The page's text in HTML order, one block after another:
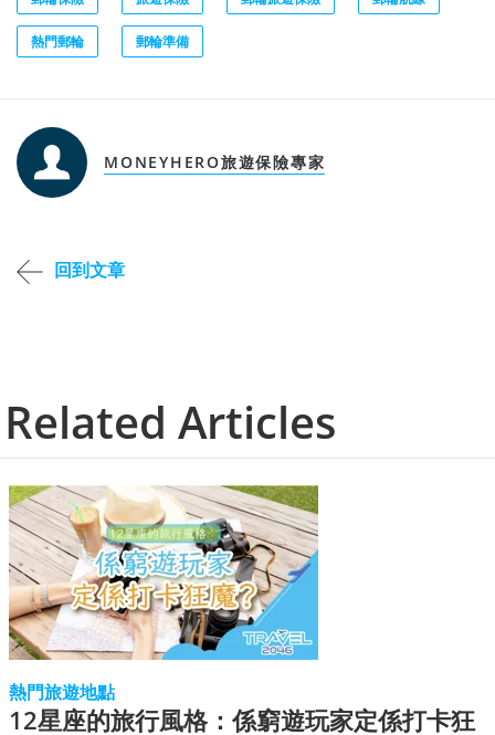
熱門郵輪 郵輪準備
MONEYHERO旅遊保險專家
回到文章
Related Articles
熱門旅遊地點
12星座的旅行風格：係窮遊玩家定係打卡狂